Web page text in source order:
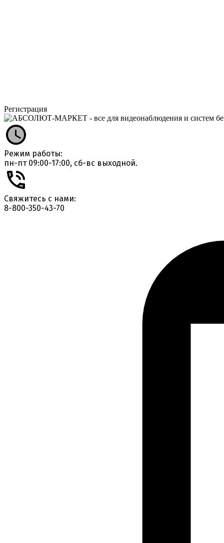
Регистрация
Режим работы:
пн-пт 09:00-17:00, сб-вс выходной.
Свяжитесь с нами:
8-800-350-43-70